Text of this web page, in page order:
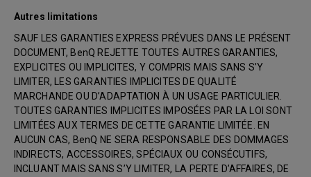
Autres limitations
SAUF LES GARANTIES EXPRESS PRÉVUES DANS LE PRÉSENT
DOCUMENT, BenQ REJETTE TOUTES AUTRES GARANTIES,
EXPLICITES OU IMPLICITES, Y COMPRIS MAIS SANS S’Y
LIMITER, LES GARANTIES IMPLICITES DE QUALITÉ
MARCHANDE OU D’ADAPTATION À UN USAGE PARTICULIER.
TOUTES GARANTIES IMPLICITES IMPOSÉES PAR LA LOI SONT
LIMITÉES AUX TERMES DE CETTE GARANTIE LIMITÉE. EN
AUCUN CAS, BenQ NE SERA RESPONSABLE DES DOMMAGES
INDIRECTS, ACCESSOIRES, SPÉCIAUX OU CONSÉCUTIFS,
INCLUANT MAIS SANS S’Y LIMITER, LA PERTE D’AFFAIRES, DE